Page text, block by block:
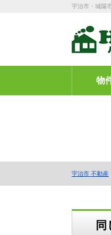
宇治市・城陽
物
宇治市 不動産